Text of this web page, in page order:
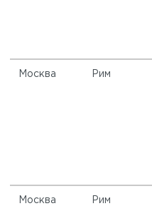
Москва Рим
Москва Рим